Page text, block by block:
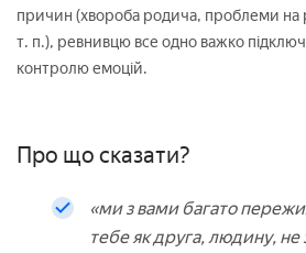
причин (хвороба родича, проблеми на
т. п.), ревнивцю все одно важко
контролю емоцій.
Про що сказати?
«ми з вами багато
тебе як друга, людину, не